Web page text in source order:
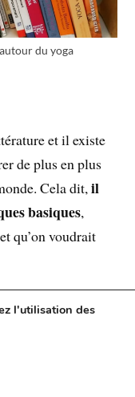
du yoga
et il existe
de plus en plus
Cela dit,il
basiques,
qu’on voudrait
d’horizon sur
les
dans la matière
l'utilisation des